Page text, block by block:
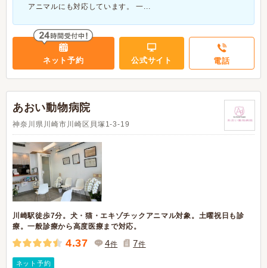
アニマルにも対応しています。 一...
ネット予約 公式サイト 電話
あおい動物病院
神奈川県川崎市川崎区貝塚1-3-19
川崎駅徒歩7分。犬・猫・エキゾチックアニマル対象。土曜祝日も診
療。一般診療から高度医療まで対応。
4.37 4件 7件
ネット予約